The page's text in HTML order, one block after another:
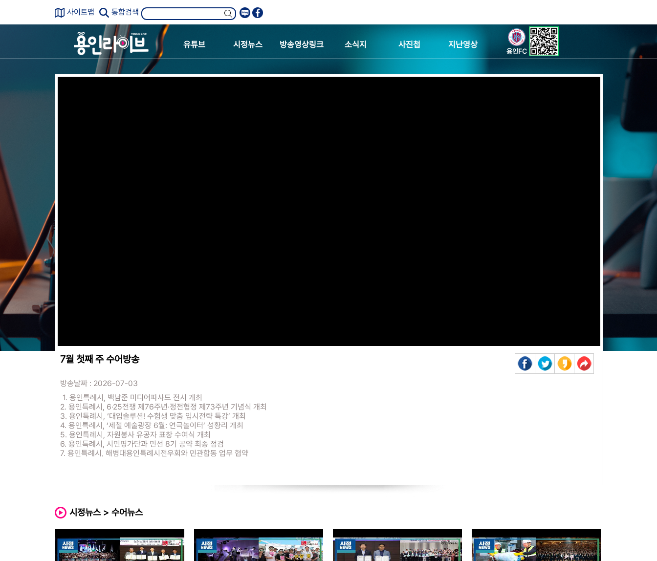
사이트맵 통합검색
유튜브 시정뉴스 방송영상링크 소식지 사진첩 지난영상
용인FC
7월 첫째 주 수어방송
방송날짜 : 2026-07-03
1. 용인특례시, 백남준 미디어파사드 전시 개최
2. 용인특례시, 6·25전쟁 제76주년·정전협정 제73주년 기념식 개최
3. 용인특례시, ‘대입솔루션! 수험생 맞춤 입시전략 특강’ 개최
4. 용인특례시, ‘제철 예술광장 6월: 연극놀이터’ 성황리 개최
5. 용인특례시, 자원봉사 유공자 표창 수여식 개최
6. 용인특례시, 시민평가단과 민선 8기 공약 최종 점검
7. 용인특례시, 해병대용인특례시전우회와 민관합동 업무 협약
12. 용인특례시, 신규 공직자 ‘멘토링 조아용!’공유회 개최
시정뉴스 > 수어뉴스